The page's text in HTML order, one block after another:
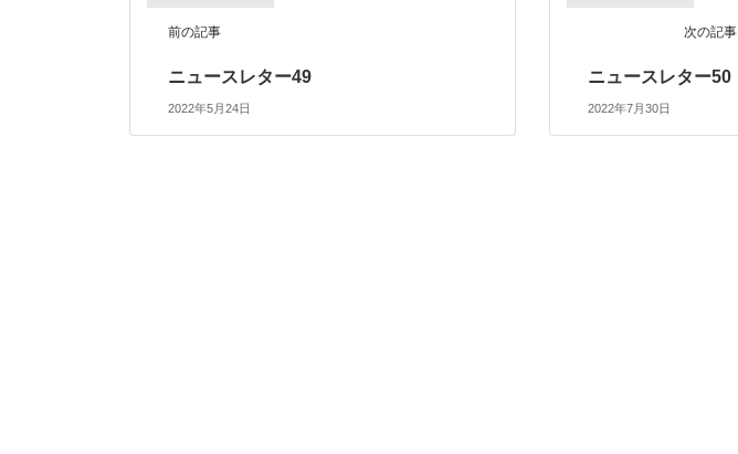
前の記事
ニュースレター49
2022年5月24日
次の記事
ニュースレター50
2022年7月30日